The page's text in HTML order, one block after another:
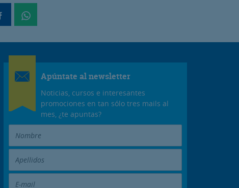
Apúntate al newsletter
Noticias, cursos e interesantes
promociones en tan sólo tres mails al
mes, ¿te apuntas?